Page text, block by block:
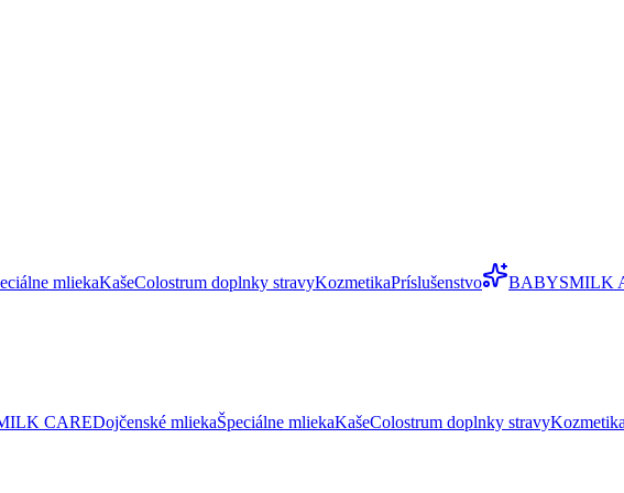
mliekaKašeColostrum doplnky stravyKozmetikaPríslušenstvo BABYSMILK
CAREDojčenské mliekaŠpeciálne mliekaKašeColostrum doplnky stravyKozmetika